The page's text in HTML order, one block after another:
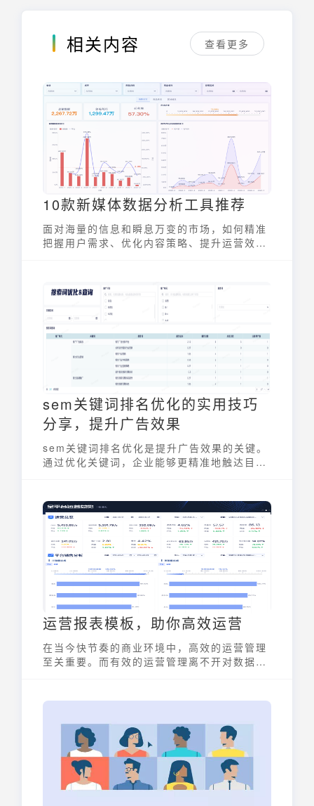
相关内容 查看更多
10款新媒体数据分析工具推荐
面对海量的信息和瞬息万变的市场，如何精准
把握用户需求、优化内容策略、提升运营效
体数据分析工具，并提供选用指南，助你玩转
数据，决胜新媒体。
sem关键词排名优化的实用技巧
分享，提升广告效果
sem关键词排名优化是提升广告效果的关键。
通过优化关键词，企业能够更精准地触达目标
通过对搜索引擎结果页的优化，提高网站的可
见性，从而吸引潜在客户。掌握sem关键词排
名优化的技巧，是每个营销人员的必备技能。
运营报表模板，助你高效运营
在当今快节奏的商业环境中，高效的运营管理
至关重要。而有效的运营管理离不开对数据的
营数据，提高决策效率和运营透明度。本文将
免费下载渠道，助您轻松实现高效运营。